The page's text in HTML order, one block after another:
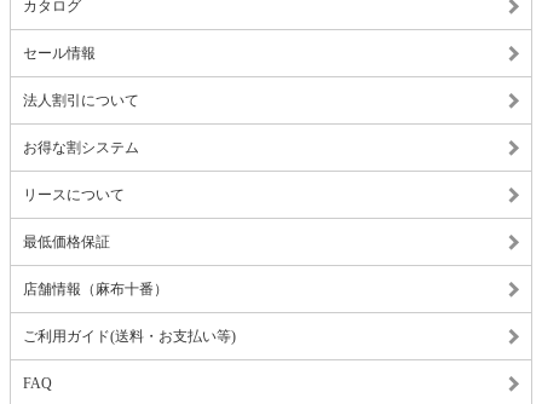
カタログ
セール情報
法人割引について
お得な割システム
リースについて
最低価格保証
店舗情報（麻布十番）
ご利用ガイド(送料・お支払い等)
FAQ